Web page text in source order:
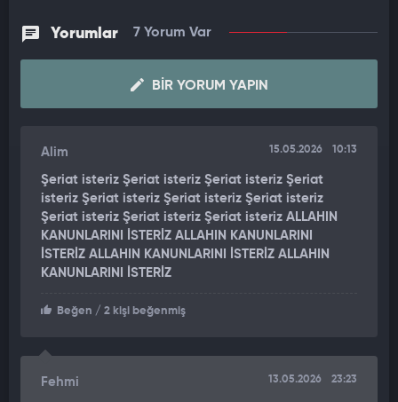
amacıyla esnaf olan Durmuş H.'nin iş yerine gitti. Burada
DAKİKALARCA YANINDA SİLAHLA BEKLEDİ
Kimsenin yardım etmesine izinde vermeyen Nuri T.,
vatandaşların 112 Acil Çağrı Merkezine ihbarı üzerine olay
yerine polis ve sağlık ekipleri sevk edildi.
POLİSİN ÇAĞRISIYLA TESLİM OLDU
bulundu. Nuri T., burada polis ekiplerine teslim olurken, sağlık
T., gözaltına alınırken, Durmuş H. ise ambulansla hastaneye
Olayla ilgili soruşturma başlatıldı.
Yorumlar 7 Yorum Var
BIR YORUM YAPIN
Alim 15.05.2026 10:13
Şeriat isteriz Şeriat isteriz Şeriat isteriz Şeriat
isteriz Şeriat isteriz Şeriat isteriz Şeriat isteriz
Şeriat isteriz Şeriat isteriz Şeriat isteriz ALLAHIN
KANUNLARINI İSTERİZ ALLAHIN KANUNLARINI
İSTERİZ ALLAHIN KANUNLARINI İSTERİZ ALLAHIN
KANUNLARINI İSTERİZ
Beğen / 2 kişi beğenmiş
Fehmi 13.05.2026 23:23